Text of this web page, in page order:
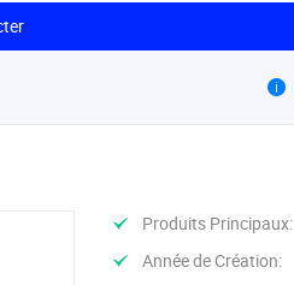
Produits Principaux:
Année de Création: